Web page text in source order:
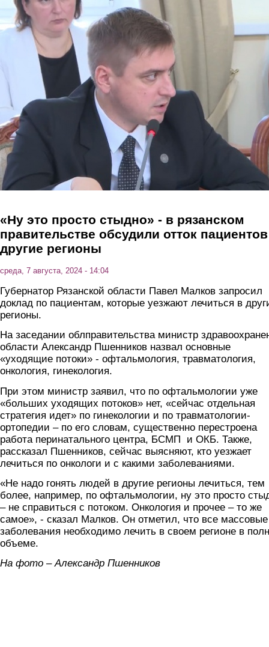
Перейти к основному содержанию
«Ну это просто стыдно» - в рязанском
правительстве обсудили отток
другие регионы
среда, 7 августа, 2024 - 14:04
Губернатор Рязанской области Павел Малков запросил
доклад по пациентам, которые уезжают лечиться в
регионы.
На заседании облправительства министр
области Александр Пшенников назвал основные
«уходящие потоки» - офтальмология, травматология,
онкология, гинекология.
При этом министр заявил, что по офтальмологии уже
«больших уходящих потоков» нет, «сейчас отдельная
стратегия идет» по гинекологии и по травматологии-
ортопедии – по его словам, существенно перестроена
работа перинатального центра, БСМП и ОКБ. Также,
рассказал Пшенников, сейчас выясняют, кто уезжает
лечиться по онкологи и с какими заболеваниями.
«Не надо гонять людей в другие регионы лечиться, тем
более, например, по офтальмологии, ну это просто
– не справиться с потоком. Онкология и прочее – то же
самое», - сказал Малков. Он отметил, что все массовые
заболевания необходимо лечить в своем регионе в
объеме.
На фото – Александр Пшенников